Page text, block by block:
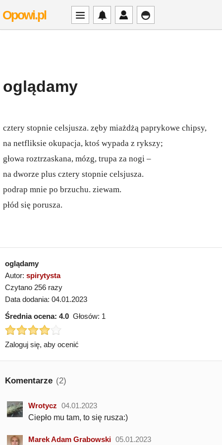
Opowi.pl
oglądamy
cztery stopnie celsjusza. zęby miażdżą paprykowe chipsy,
na netfliksie okupacja, ktoś wypada z rykszy;
głowa roztrzaskana, mózg, trupa za nogi –
na dworze plus cztery stopnie celsjusza.
podrap mnie po brzuchu. ziewam.
płód się porusza.
oglądamy
Autor: spirytysta
Czytano 256 razy
Data dodania: 04.01.2023
Średnia ocena: 4.0 Głosów: 1
Zaloguj się, aby ocenić
Komentarze (2)
Wrotycz 04.01.2023
Ciepło mu tam, to się rusza:)
Marek Adam Grabowski 05.01.2023